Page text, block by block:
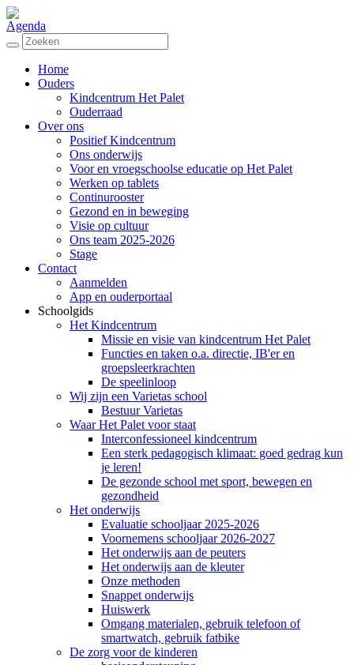
Agenda
Home
Ouders
Kindcentrum Het Palet
Ouderraad
Over ons
Positief Kindcentrum
Ons onderwijs
Voor en vroegschoolse educatie op Het Palet
Werken op tablets
Continurooster
Gezond en in beweging
Visie op cultuur
Ons team 2025-2026
Stage
Contact
Aanmelden
App en ouderportaal
Schoolgids
Het Kindcentrum
Missie en visie van kindcentrum Het Palet
Functies en taken o.a. directie, IB'er en
groepsleerkrachten
De speelinloop
Wij zijn een Varietas school
Bestuur Varietas
Waar Het Palet voor staat
Interconfessioneel kindcentrum
Een sterk pedagogisch klimaat: goed gedrag kun
je leren!
De gezonde school met sport, bewegen en
gezondheid
Het onderwijs
Evaluatie schooljaar 2025-2026
Voornemens schooljaar 2026-2027
Het onderwijs aan de peuters
Het onderwijs aan de kleuter
Onze methoden
Snappet onderwijs
Huiswerk
Omgang materialen, gebruik telefoon of
smartwatch, gebruik fatbike
De zorg voor de kinderen